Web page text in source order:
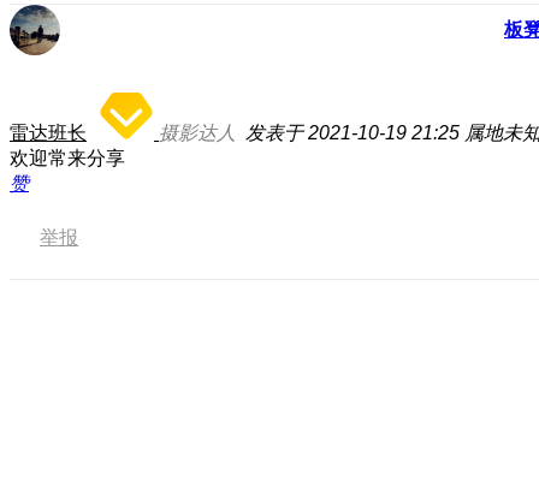
板
雷达班长 摄影达人 发表于 2021-10-19 21:25 属地未
欢迎常来分享
赞
举报